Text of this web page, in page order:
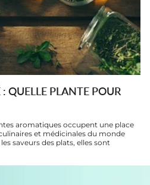
QUELLE PLANTE POUR
aromatiques occupent une place
et médicinales du monde
saveurs des plats, elles sont